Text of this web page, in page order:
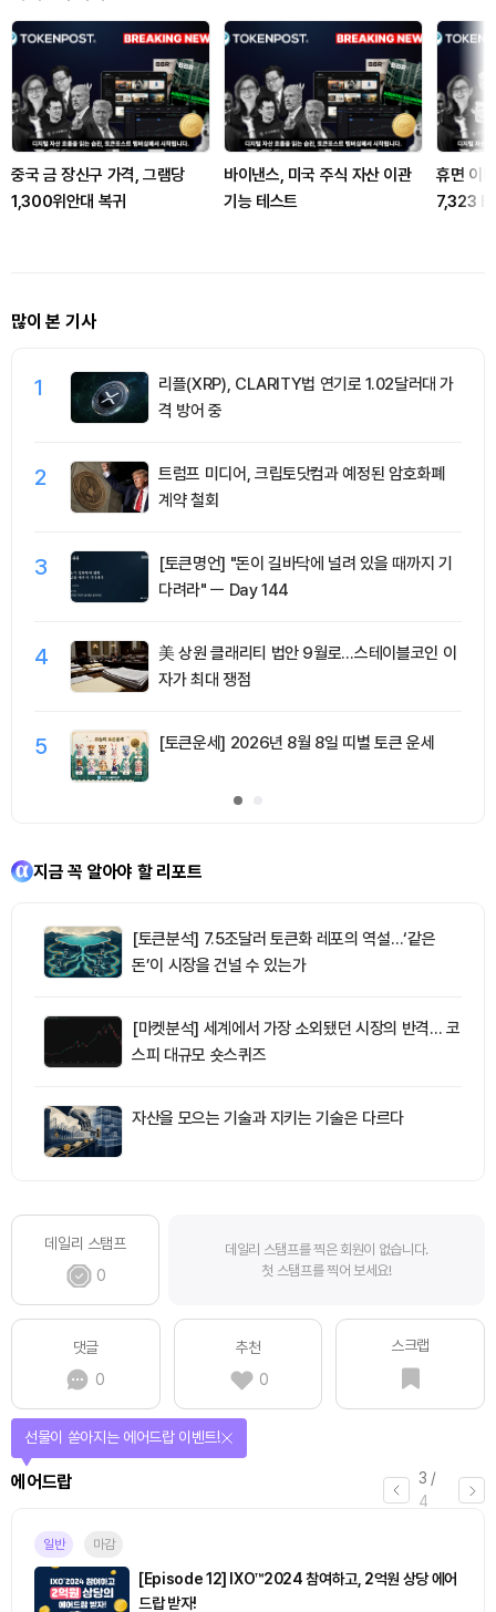
중국 금 장신구 가격, 그램당
1,300위안대 복귀
바이낸스, 미국 주식 자산 이관
기능 테스트
휴면 이
7,323
많이 본 기사
1
리플(XRP), CLARITY법 연기로 1.02달러대 가
격 방어 중
2
트럼프 미디어, 크립토닷컴과 예정된 암호화폐
계약 철회
3
[토큰명언] "돈이 길바닥에 널려 있을 때까지 기
다려라" ㅡ Day 144
4
美 상원 클래리티 법안 9월로…스테이블코인 이
자가 최대 쟁점
5 [토큰운세] 2026년 8월 8일 띠별 토큰 운세
지금 꼭 알아야 할 리포트
[토큰분석] 7.5조달러 토큰화 레포의 역설…‘같은
돈’이 시장을 건널 수 있는가
[마켓분석] 세계에서 가장 소외됐던 시장의 반격… 코
스피 대규모 숏스퀴즈
자산을 모으는 기술과 지키는 기술은 다르다
데일리 스탬프
0
데일리 스탬프를 찍은 회원이 없습니다.
첫 스탬프를 찍어 보세요!
댓글
0
추천
0
스크랩
3 /
4
에어드랍
선물이 쏟아지는 에어드랍 이벤트!
일반 마감
[Episode 12] IXO™2024 참여하고, 2억원 상당 에어
드랍 받자!